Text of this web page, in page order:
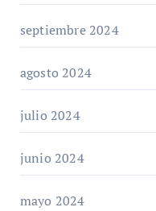
septiembre 2024
agosto 2024
julio 2024
junio 2024
mayo 2024